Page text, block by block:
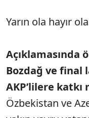
Yarın ola hayır
Bozdağ ve final
AKP’lilere katkı
Özbekistan ve